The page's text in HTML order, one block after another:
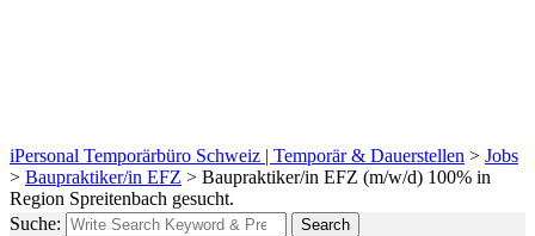
iPersonal Temporärbüro Schweiz | Temporär & Dauerstellen > Jobs
> Baupraktiker/in EFZ > Baupraktiker/in EFZ (m/w/d) 100% in
Region Spreitenbach gesucht.
Suche:
Search